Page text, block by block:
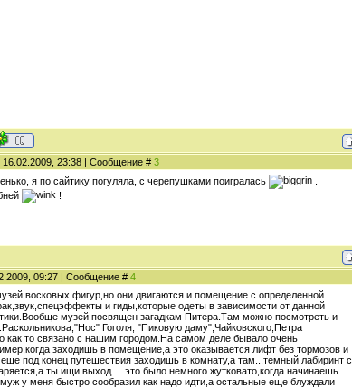
16.02.2009, 23:38 | Сообщение # 3
я по сайтику погуляла, с черепушками поигралась
!
09:27 | Сообщение # 4
восковых фигур,но они двигаются и помещение с определенной
и гиды,которые одеты в зависимости от данной
музей посвящен загадкам Питера.Там можно посмотреть и
Гоголя, "Пиковую даму",Чайковского,Петра
как то связано с нашим городом.На самом деле бывало очень
заходишь в помещение,а это оказывается лифт без тормозов и
под конец путешествия заходишь в комнату,а там...темный лабиринт с
ты ищи выход.... это было немного жутковато,когда начинаешь
муж у меня быстро сообразил как надо идти,а остальные еще блуждали